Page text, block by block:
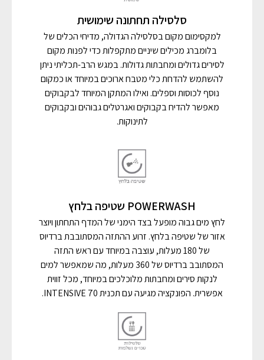
סלסילה תחתונה שימושית
למקסימום מקום בסלסילה הגדולה, מדיחי הכלים של
בלומברג מכילים שיניים מתקפלות כדי לפנות מקום
לסירים גדולים ומחבתות גדולות. במגש הרב-תכליתי ניתן
להשתמש להדחת כלי מטבח ארוכים במיוחד או כמקום
נוסף לכוסות וספלים. ואילו המתקן המיוחד לבקבוקים
מאפשר להדיח בקבוקים ואגרטלים גבוהים ובקבוקים
לתינוקות.
POWERWASH שטיפה בלחץ
לחץ מים גבוה מופעל בצד הימני של המדף התחתון ויוצר
אזור של שטיפה בלחץ. זרוע ההתזה המסתובבת ברדיוס
של 180 מעלות, עוצבה במיוחד עם ראש התזה
המסתובב ברדיוס של 360 מעלות, מה שמאפשר למים
לנקות סירים ומחבתות מלוכלכים במיוחד, מכל זווית
אפשרית. הפונקציה מגיעה עם תכנית 70 INTENSIVE.